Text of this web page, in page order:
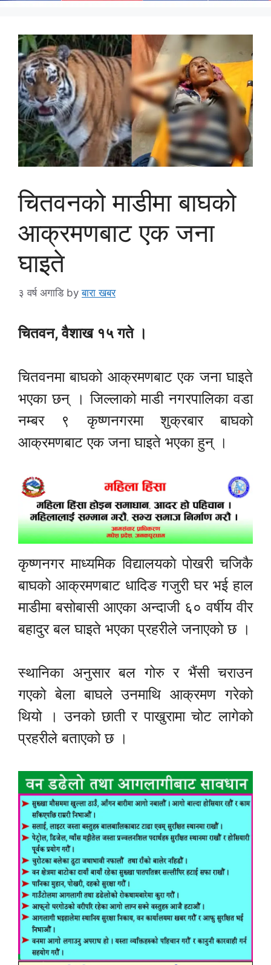
चितवनको माडीमा बाघको
आक्रमणबाट एक जना
घाइते
३ वर्ष अगाडि byबारा खबर
चितवन, वैशाख १५ गते ।
चितवनमा बाघको आक्रमणबाट एक जना घाइते
भएका छन् । जिल्लाको माडी नगरपालिका वडा
नम्बर ९ कृष्णनगरमा शुक्रबार बाघको
आक्रमणबाट एक जना घाइते भएका हुन् ।
कृष्णनगर माध्यमिक विद्यालयकाे पोखरी चजिकै
बाघको आक्रमणबाट धादिङ गजुरी घर भई हाल
माडीमा बसोबासी आएका अन्दाजी ६० वर्षीय वीर
बहादुर बल घाइते भएका प्रहरीले जनाएको छ ।
स्थानिका अनुसार बल गोरु र भैंसी चराउन
गएको बेला बाघले उनमाथि आक्रमण गरेको
थियो । उनको छाती र पाखुरामा चोट लागेको
प्रहरीले बताएको छ ।